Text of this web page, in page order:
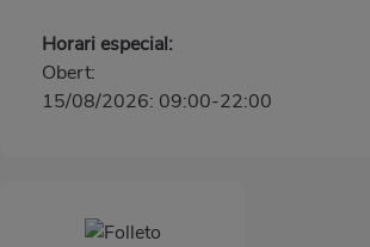
Horari especial:
Obert:
15/08/2026: 09:00-22:00